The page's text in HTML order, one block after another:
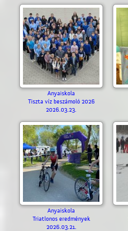
Anyaiskola
Tiszta víz beszámoló 2026
2026.03.23.
Anyaiskola
Triatlonos eredmények
2026.03.21.